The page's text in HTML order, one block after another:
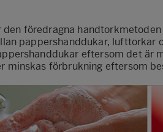
den föredragna handtorkmetoden
pappershanddukar,
eftersom det är
minskas förbrukning eftersom